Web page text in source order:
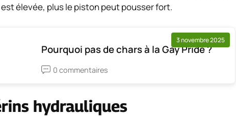
élevée, plus le piston peut pousser fort.
3 novembre 2025
Pourquoi pas de chars à la Gay Pride ?
0 commentaires
hydrauliques